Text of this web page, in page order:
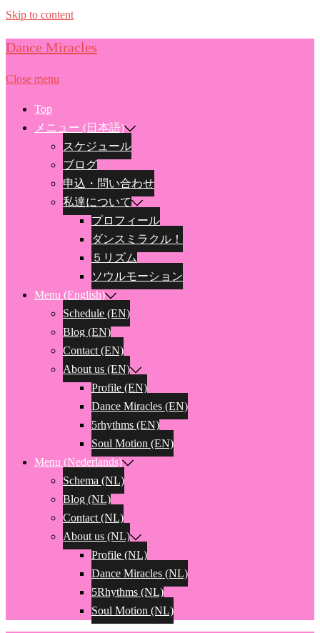
Skip to content
Dance Miracles
Close menu
Top
メニュー (日本語)
スケジュール
ブログ
申込・問い合わせ
私達について
プロフィール
ダンスミラクル！
５リズム
ソウルモーション
Menu (English)
Schedule (EN)
Blog (EN)
Contact (EN)
About us (EN)
Profile (EN)
Dance Miracles (EN)
5rhythms (EN)
Soul Motion (EN)
Menu (Nederlands)
Schema (NL)
Blog (NL)
Contact (NL)
About us (NL)
Profile (NL)
Dance Miracles (NL)
5Rhythms (NL)
Soul Motion (NL)